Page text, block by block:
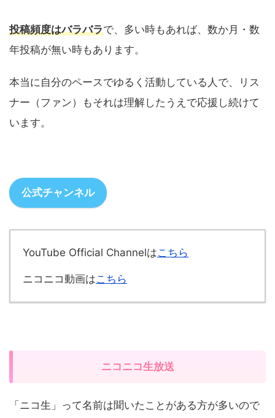
投稿頻度はバラバラで、多い時もあれば、数か月・数
年投稿が無い時もあります。
本当に自分のペースでゆるく活動している人で、リス
ナー（ファン）もそれは理解したうえで応援し続けて
います。
公式チャンネル
YouTube Official Channelはこちら
ニコニコ動画はこちら
ニコニコ生放送
「ニコ生」って名前は聞いたことがある方が多いので